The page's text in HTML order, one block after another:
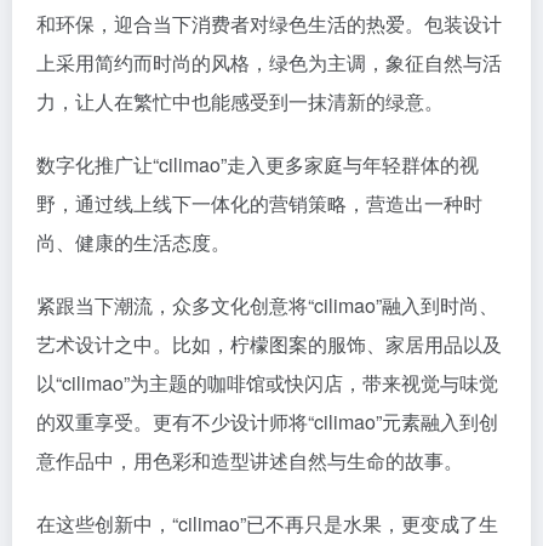
和环保，迎合当下消费者对绿色生活的热爱。包装设计
上采用简约而时尚的风格，绿色为主调，象征自然与活
力，让人在繁忙中也能感受到一抹清新的绿意。
数字化推广让“cilimao”走入更多家庭与年轻群体的视
野，通过线上线下一体化的营销策略，营造出一种时
尚、健康的生活态度。
紧跟当下潮流，众多文化创意将“cilimao”融入到时尚、
艺术设计之中。比如，柠檬图案的服饰、家居用品以及
以“cilimao”为主题的咖啡馆或快闪店，带来视觉与味觉
的双重享受。更有不少设计师将“cilimao”元素融入到创
意作品中，用色彩和造型讲述自然与生命的故事。
在这些创新中，“cilimao”已不再只是水果，更变成了生